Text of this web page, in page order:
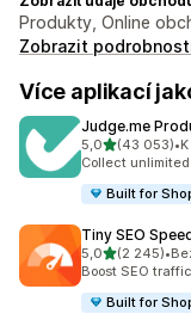
Produkty, Online
Zobrazit
Více aplikací
Judge.me
5,0z 5 hvězd
(43 053)
Celkový počet •
Collect
Built for
Tiny SEO
5,0z 5 hvězd
(2 245)
Celkový počet
•
Boost SEO
Built for